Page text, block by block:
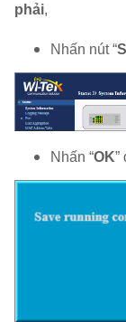
phải,
Nhấn nút “
Nhấn “OK”